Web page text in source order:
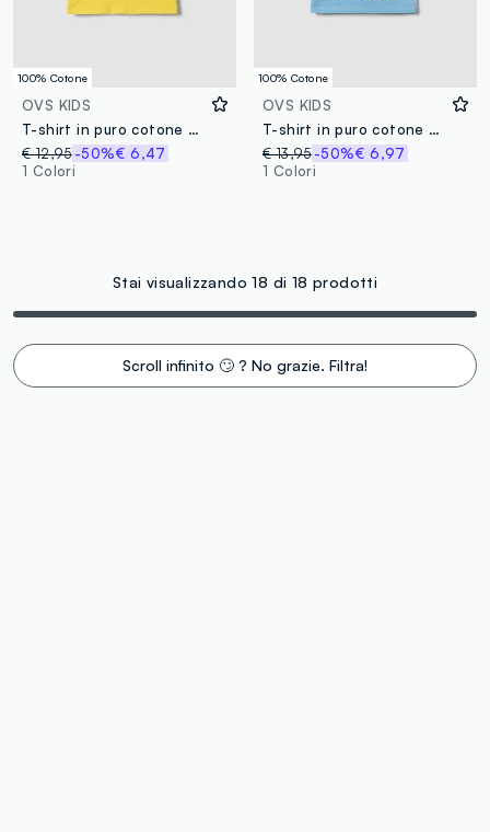
100% Cotone
OVS KIDS
T-shirt in puro cotone gialla da bambino regular fit con Sonic
€ 12,95-50%€ 6,47
1 Colori
100% Cotone
OVS KIDS
T-shirt in puro cotone azzurra da bambino regular fit con Sonic
€ 13,95 -50%€ 6,97
1 Colori
Stai visualizzando 18 di 18 prodotti
Scroll infinito 🙄 ? No grazie. Filtra!